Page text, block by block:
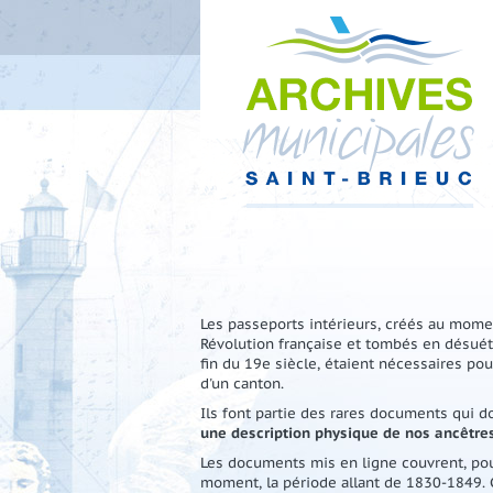
Les passeports intérieurs, créés au
Révolution française et tombés en
fin du 19e siècle, étaient nécessaires
d'un canton.
Ils font partie des rares documents qui
une description physique de nos
Les documents mis en ligne couvrent,
moment, la période allant de 1830-1849.